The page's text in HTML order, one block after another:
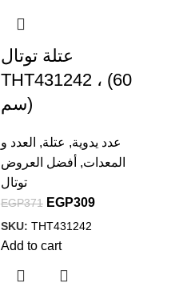
عتلة توتال
THT431242 ، (60
سم)
عدد يدوية, عتلة, العدد و
المعدات, أفضل العروض
توتال
EGP371 EGP309
SKU: THT431242
Add to cart